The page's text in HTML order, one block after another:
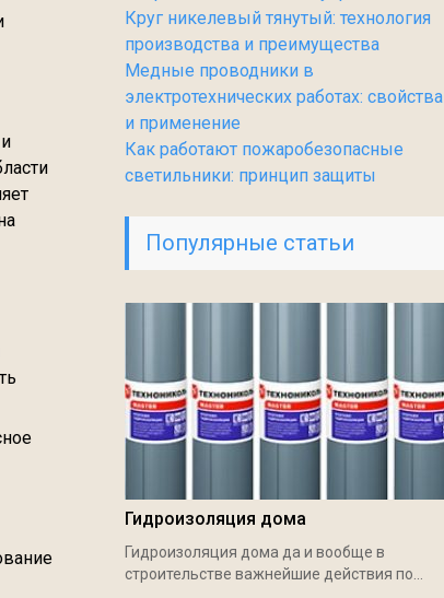
Круг никелевый тянутый: технология
производства и преимущества
Медные проводники в
электротехнических работах: свойства
и применение
Как работают пожаробезопасные
светильники: принцип защиты
Популярные статьи
Гидроизоляция дома
Гидроизоляция дома да и вообще в
строительстве важнейшие действия по...